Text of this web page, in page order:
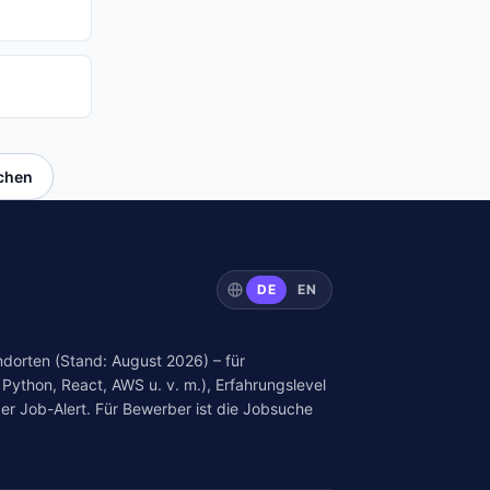
DE EN
(Stand: August 2026) – für
React, AWS u. v. m.), Erfahrungslevel
Job-Alert. Für Bewerber ist die Jobsuche